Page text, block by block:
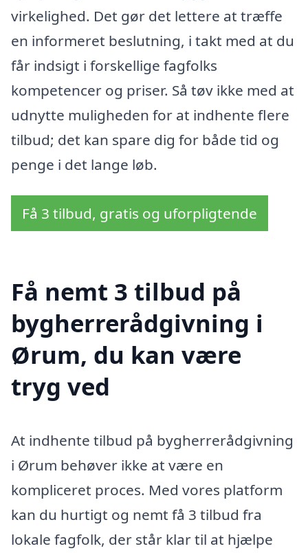
virkelighed. Det gør det lettere at træffe
en informeret beslutning, i takt med at du
får indsigt i forskellige fagfolks
kompetencer og priser. Så tøv ikke med at
udnytte muligheden for at indhente flere
tilbud; det kan spare dig for både tid og
penge i det lange løb.
Få 3 tilbud, gratis og uforpligtende
Få nemt 3 tilbud på
bygherrerådgivning i
Ørum, du kan være
tryg ved
At indhente tilbud på bygherrerådgivning
i Ørum behøver ikke at være en
kompliceret proces. Med vores platform
kan du hurtigt og nemt få 3 tilbud fra
lokale fagfolk, der står klar til at hjælpe